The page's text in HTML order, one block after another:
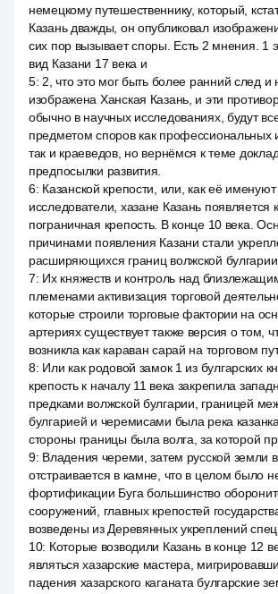
немецкому путешественнику, который,
Казань дважды, он опубликовал
сих пор вызывает споры. Есть 2 мнения. 1
вид Казани 17 века и
5: 2, что это мог быть более ранний след и
изображена Ханская Казань, и эти
обычно в научных исследованиях, будут
предметом споров как профессиональных
так и краеведов, но вернёмся к теме
предпосылки развития.
6: Казанской крепости, или, как её именуют
исследователи, хазане Казань появляется
пограничная крепость. В конце 10 века.
причинами появления Казани стали
расширяющихся границ волжской
7: Их княжеств и контроль над
племенами активизация торговой
которые строили торговые фактории на
артериях существует также версия о том,
возникла как караван сарай на торговом
8: Или как родовой замок 1 из булгарских
крепость к началу 11 века закрепила
предками волжской булгарии, границей
булгарией и черемисами была река
стороны границы была волга, за которой
9: Владения череми, затем русской земли
отстраивается в камне, что в целом было
фортификации Буга большинство
сооружений, главных крепостей
возведены из Деревянных укреплений
10: Которые возводили Казань в конце 12
являться хазарские мастера,
падения хазарского каганата булгарские